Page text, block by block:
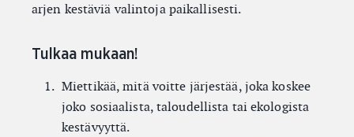
arjen kestäviä valintoja paikallisesti.
Tulkaa mukaan!
Miettikää, mitä voitte järjestää, joka koskee
joko sosiaalista, taloudellista tai ekologista
kestävyyttä.